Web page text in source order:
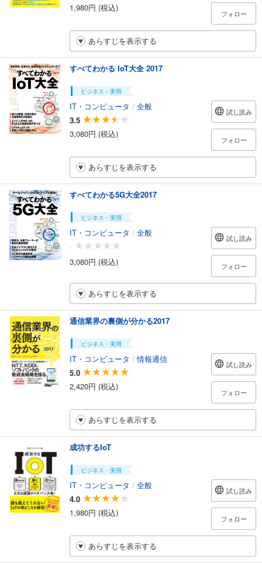
1,980円 (税込)
フォロー
あらすじを表示する
すべてわかる IoT大全 2017
ビジネス・実用
IT・コンピュータ / 全般
3.5
3,080円 (税込)
試し読み
フォロー
あらすじを表示する
すべてわかる5G大全2017
ビジネス・実用
IT・コンピュータ / 全般
-
3,080円 (税込)
試し読み
フォロー
あらすじを表示する
通信業界の裏側が分かる2017
ビジネス・実用
IT・コンピュータ /情報通信
5.0
2,420円 (税込)
試し読み
フォロー
あらすじを表示する
成功するIoT
ビジネス・実用
IT・コンピュータ / 全般
4.0
1,980円 (税込)
試し読み
フォロー
あらすじを表示する